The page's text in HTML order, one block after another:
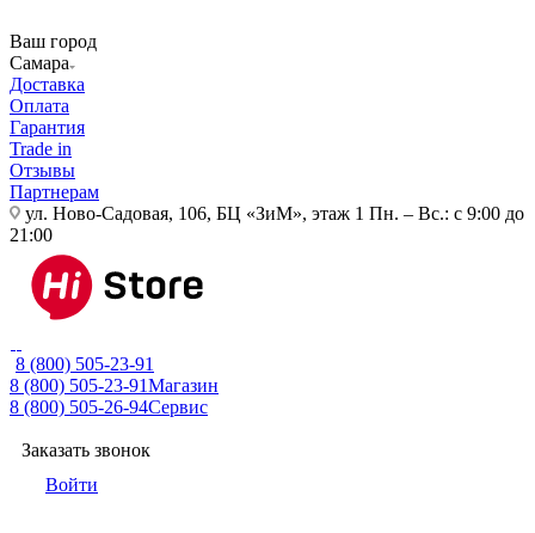
Ваш город
Самара
Доставка
Оплата
Гарантия
Trade in
Отзывы
Партнерам
ул. Ново-Садовая, 106, БЦ «ЗиМ», этаж 1 Пн. – Вс.: с 9:00 до
21:00
8 (800) 505-23-91
8 (800) 505-23-91Магазин
8 (800) 505-26-94Сервис
Заказать звонок
Войти